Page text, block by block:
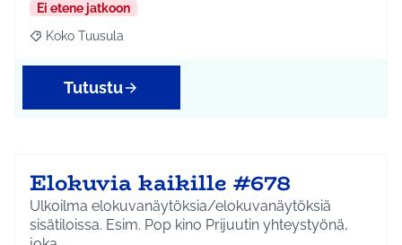
Ei etene jatkoon
Rajaa tulokset aihepiirin mukaan: Koko Tuusula
Koko Tuusula
Tutustu
Elokuvia kaikille #678
Ulkoilma elokuvanäytöksia/elokuvanäytöksiä
sisätiloissa. Esim. Pop kino Prijuutin yhteystyönä,